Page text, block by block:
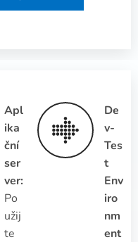
Apl
ika
ční
ser
ver:
Po
užij
te
De
v-
Tes
t
Env
iro
nm
ent